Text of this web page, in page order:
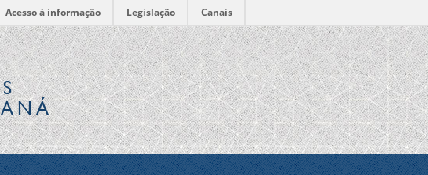
Acesso à informação Legislação Canais